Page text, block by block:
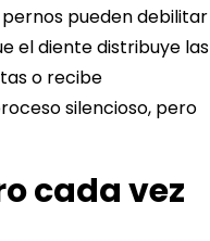
pueden
el diente distribuye las
o recibe
silencioso, pero
cada vez